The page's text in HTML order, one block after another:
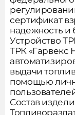
сертификат
надежность и
Устройство
ТРК «Гарвекс
выдачи
помощью
Состав
товара